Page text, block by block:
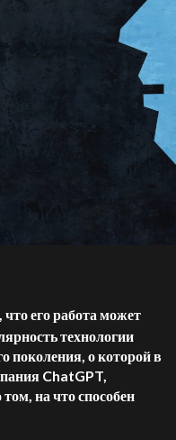
что его работа может
технологии
поколения, о которой в
ChatGPT,
на что способен